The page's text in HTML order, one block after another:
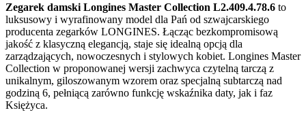
Zegarek damski Longines Master Collection L2.409.4.78.6 to
luksusowy i wyrafinowany model dla Pań od szwajcarskiego
producenta zegarków LONGINES. Łącząc bezkompromisową
jakość z klasyczną elegancją, staje się idealną opcją dla
zarządzających, nowoczesnych i stylowych kobiet. Longines Master
Collection w proponowanej wersji zachwyca czytelną tarczą z
unikalnym, giloszowanym wzorem oraz specjalną subtarczą nad
godziną 6, pełniącą zarówno funkcję wskaźnika daty, jak i faz
Księżyca.